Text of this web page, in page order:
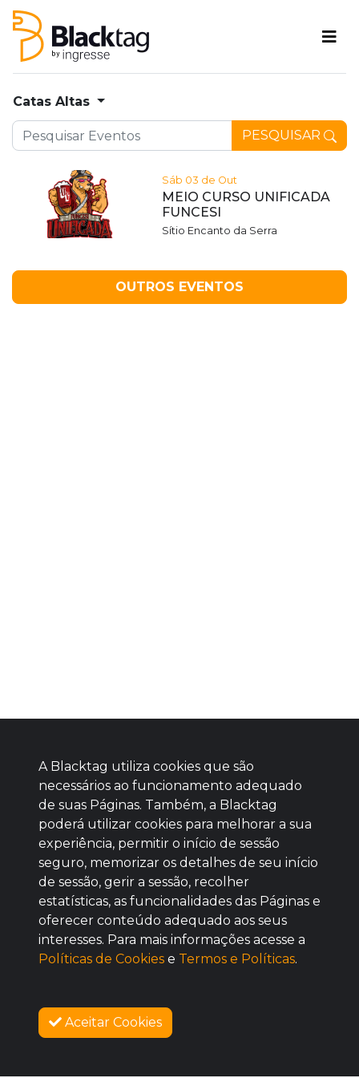
Catas Altas
PESQUISAR
Sáb 03 de Out
MEIO CURSO UNIFICADA
FUNCESI
Sítio Encanto da Serra
OUTROS EVENTOS
Baixe agora nosso app
SOBRE NÓS
A Blacktag utiliza cookies que são
necessários ao funcionamento adequado
de suas Páginas. Também, a Blacktag
poderá utilizar cookies para melhorar a sua
experiência, permitir o início de sessão
seguro, memorizar os detalhes de seu início
de sessão, gerir a sessão, recolher
estatísticas, as funcionalidades das Páginas e
oferecer conteúdo adequado aos seus
interesses. Para mais informações acesse a
Políticas de Cookies e Termos e Políticas.
Aceitar Cookies